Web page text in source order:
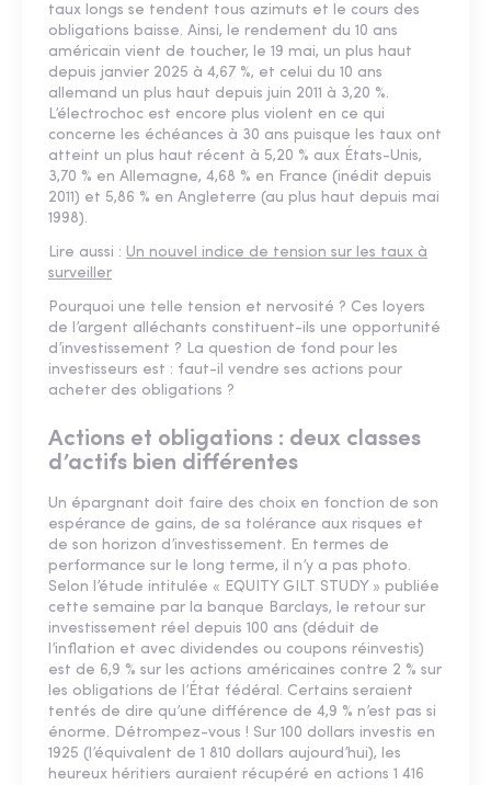
taux longs se tendent tous azimuts et le cours des
obligations baisse. Ainsi, le rendement du 10 ans
américain vient de toucher, le 19 mai, un plus haut
depuis janvier 2025 à 4,67 %, et celui du 10 ans
allemand un plus haut depuis juin 2011 à 3,20 %.
L’électrochoc est encore plus violent en ce qui
concerne les échéances à 30 ans puisque les taux ont
atteint un plus haut récent à 5,20 % aux États-Unis,
3,70 % en Allemagne, 4,68 % en France (inédit depuis
2011) et 5,86 % en Angleterre (au plus haut depuis mai
1998).
Lire aussi : Un nouvel indice de tension sur les taux à
surveiller
Pourquoi une telle tension et nervosité ? Ces loyers
de l’argent alléchants constituent-ils une opportunité
d’investissement ? La question de fond pour les
investisseurs est : faut-il vendre ses actions pour
acheter des obligations ?
Actions et obligations : deux classes
d’actifs bien différentes
Un épargnant doit faire des choix en fonction de son
espérance de gains, de sa tolérance aux risques et
de son horizon d’investissement. En termes de
performance sur le long terme, il n’y a pas photo.
Selon l’étude intitulée « EQUITY GILT STUDY » publiée
cette semaine par la banque Barclays, le retour sur
investissement réel depuis 100 ans (déduit de
l’inflation et avec dividendes ou coupons réinvestis)
est de 6,9 % sur les actions américaines contre 2 % sur
les obligations de l’État fédéral. Certains seraient
tentés de dire qu’une différence de 4,9 % n’est pas si
énorme. Détrompez-vous ! Sur 100 dollars investis en
1925 (l’équivalent de 1 810 dollars aujourd’hui), les
heureux héritiers auraient récupéré en actions 1 416